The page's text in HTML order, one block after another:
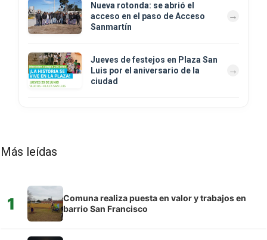
Nueva rotonda: se abrió el
acceso en el paso de Acceso
Sanmartín
Jueves de festejos en Plaza San
Luis por el aniversario de la
ciudad
Más leídas
1
Comuna realiza puesta en valor y trabajos en
barrio San Francisco